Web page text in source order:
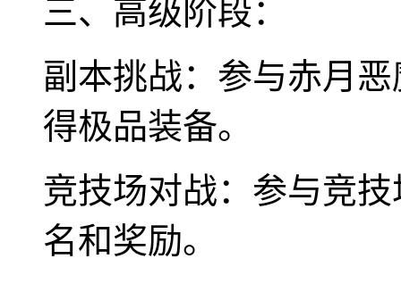
三、高级阶段：
副本挑战：参与赤月
得极品装备。
竞技场对战：参与竞
名和奖励。